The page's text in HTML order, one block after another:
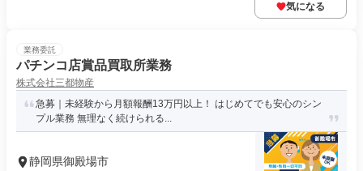
気になる
業務委託
パチンコ店賞品買取所業務
株式会社三都物産
急募｜未経験から月額報酬13万円以上！ はじめてでも安心のシン
プル業務 無理なく続けられる...
静岡県御殿場市